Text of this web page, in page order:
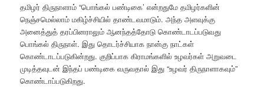
தமிழர் திருநாளாம் “பொங்கல் பண்டிகை’ என்றதுமே தமிழர்களின்
நெஞ்சமெல்லாம் மகிழ்ச்சியில் தாண்டவமாடும். அந்த அளவுக்கு
அனைத்துத் தரப்பினராலும் ஆனந்தத்தோடு கொண்டாடப்படுவது
பொங்கல் திருநாள். இது தொடர்ச்சியாக நான்கு நாட்கள்
கொண்டாடப்படுகின்றது. குறிப்பாக கிராமங்களில் உழவர்கள் அறுவடை
முடித்தவுடன் இந்தப் பண்டிகை வருவதால் இது “உழவர் திருநாளாகவும்”
கொண்டாப்படுகிறது.